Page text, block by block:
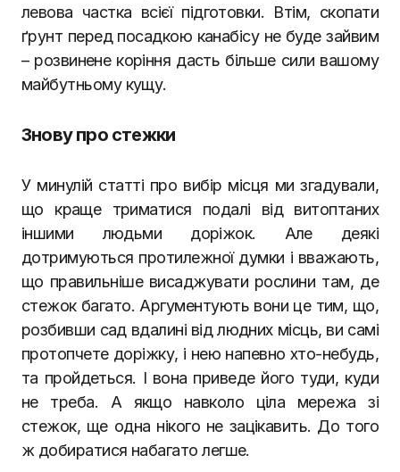
левова частка всієї підготовки. Втім, скопати
ґрунт перед посадкою канабісу не буде зайвим
– розвинене коріння дасть більше сили вашому
майбутньому кущу.
Знову про стежки
У минулій статті про вибір місця ми згадували,
що краще триматися подалі від витоптаних
іншими людьми доріжок. Але деякі
дотримуються протилежної думки і вважають,
що правильніше висаджувати рослини там, де
стежок багато. Аргументують вони це тим, що,
розбивши сад вдалині від людних місць, ви самі
протопчете доріжку, і нею напевно хто-небудь,
та пройдеться. І вона приведе його туди, куди
не треба. А якщо навколо ціла мережа зі
стежок, ще одна нікого не зацікавить. До того
ж добиратися набагато легше.